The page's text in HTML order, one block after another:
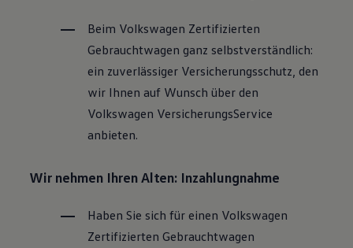
Beim Volkswagen Zertifizierten
Gebrauchtwagen ganz selbstverständlich:
ein zuverlässiger Versicherungsschutz, den
wir Ihnen auf Wunsch über den
Volkswagen VersicherungsService
anbieten.
Wir nehmen Ihren Alten: Inzahlungnahme
Haben Sie sich für einen Volkswagen
Zertifizierten Gebrauchtwagen